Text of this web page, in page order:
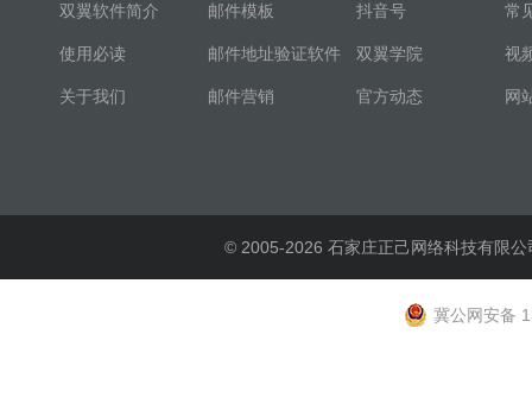
双翼软件简介
使用必读
关于我们
邮件模板
邮件地址验证软件
邮件营销
抖音号
双翼学院
官方动态
常
视
网
© 2005-2026 石家庄正己网络科技有限
冀公网安备